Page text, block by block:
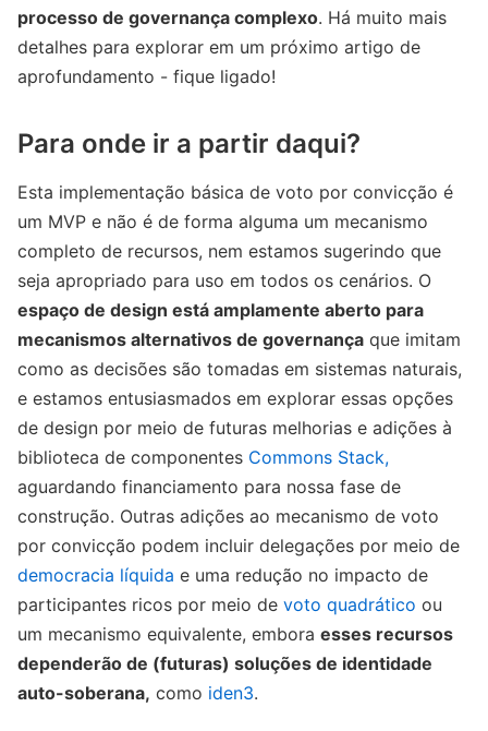
processo de governança complexo. Há muito mais
detalhes para explorar em um próximo artigo de
aprofundamento - fique ligado!
Para onde ir a partir daqui?
Esta implementação básica de voto por convicção é
um MVP e não é de forma alguma um mecanismo
completo de recursos, nem estamos sugerindo que
seja apropriado para uso em todos os cenários. O
espaço de design está amplamente aberto para
mecanismos alternativos de governança que imitam
como as decisões são tomadas em sistemas naturais,
e estamos entusiasmados em explorar essas opções
de design por meio de futuras melhorias e adições à
biblioteca de componentes Commons Stack,
aguardando financiamento para nossa fase de
construção. Outras adições ao mecanismo de voto
por convicção podem incluir delegações por meio de
democracia líquida e uma redução no impacto de
participantes ricos por meio de voto quadrático ou
um mecanismo equivalente, embora esses recursos
dependerão de (futuras) soluções de identidade
auto-soberana, como iden3.